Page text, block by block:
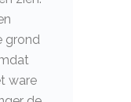
grond
ware